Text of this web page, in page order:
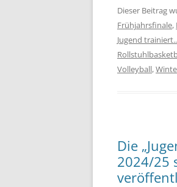
Dieser Beitrag
Frühjahrsfinale,
Jugend
Volleyball,
Die
2024/25